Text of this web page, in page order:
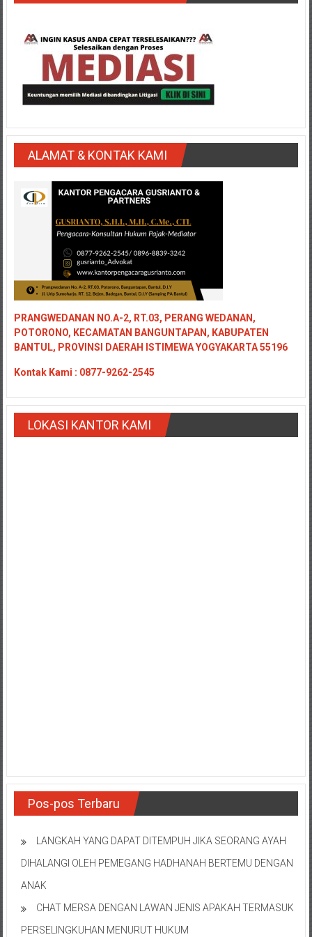
Medan/
Damasyaraya/
Selatan/Padang
barat/
Utara/
Kota
Sumatera
Barat/
Pariaman/
Bukittinggi/
Kayutanam/
Payakumbung/
Tanjung
Sarilamak/
air/
Pasaman/
Kapur
Samarinda/Jawa
Barat/
Terdekat
ALAMAT & KONTAK KAMI
PRANGWEDANAN NO.A-2, RT.03, PERANG WEDANAN,
POTORONO, KECAMATAN BANGUNTAPAN, KABUPATEN
BANTUL, PROVINSI DAERAH ISTIMEWA YOGYAKARTA 55196
Kontak Kami : 0877-9262-2545
LOKASI KANTOR KAMI
Pos-pos Terbaru
LANGKAH YANG DAPAT DITEMPUH JIKA SEORANG AYAH
DIHALANGI OLEH PEMEGANG HADHANAH BERTEMU DENGAN
ANAK
CHAT MERSA DENGAN LAWAN JENIS APAKAH TERMASUK
PERSELINGKUHAN MENURUT HUKUM